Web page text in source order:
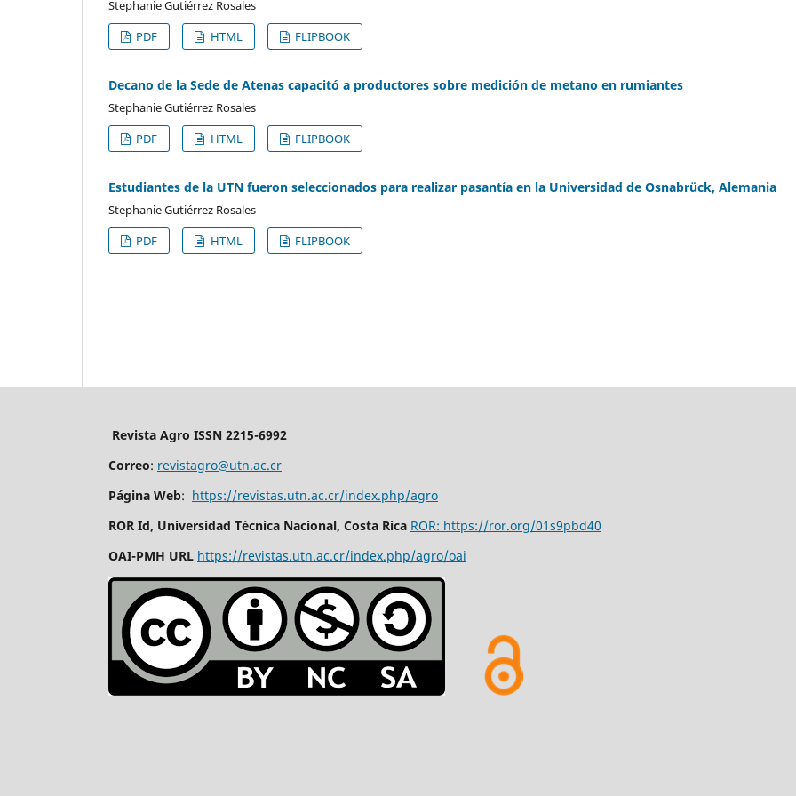
Stephanie Gutiérrez Rosales
PDF
HTML FLIPBOOK
Decano de la Sede de Atenas capacitó a productores sobre medición de metano en rumiantes
Stephanie Gutiérrez Rosales
PDF
HTML FLIPBOOK
Estudiantes de la UTN fueron seleccionados para realizar pasantía en la Universidad de Osnabrück, Alemania
Stephanie Gutiérrez Rosales
PDF
HTML FLIPBOOK
Revista Agro ISSN 2215-6992
Correo: revistagro@utn.ac.cr
Página Web: https://revistas.utn.ac.cr/index.php/agro
ROR Id, Universidad Técnica Nacional, Costa Rica ROR: https://ror.org/01s9pbd40
OAI-PMH URL https://revistas.utn.ac.cr/index.php/agro/oai